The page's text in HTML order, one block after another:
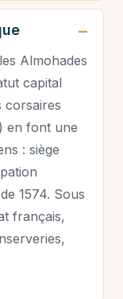
Almohades
capital
corsaires
en font une
: siège
1574. Sous
français,